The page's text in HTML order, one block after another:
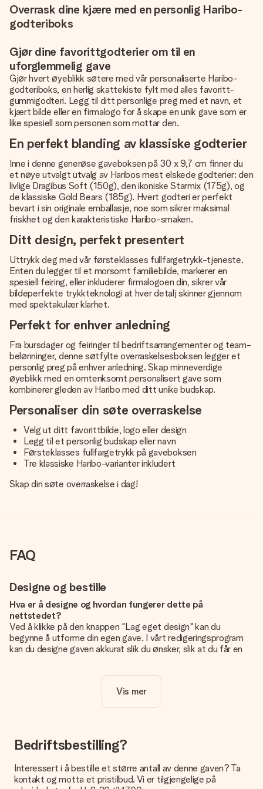
Overrask dine kjære med en personlig Haribo-
godteriboks
Gjør dine favorittgodterier om til en
uforglemmelig gave
Gjør hvert øyeblikk søtere med vår personaliserte Haribo-
godteriboks, en herlig skattekiste fylt med alles favoritt-
gummigodteri. Legg til ditt personlige preg med et navn, et
kjært bilde eller en firmalogo for å skape en unik gave som er
like spesiell som personen som mottar den.
En perfekt blanding av klassiske godterier
Inne i denne generøse gaveboksen på 30 x 9,7 cm finner du
et nøye utvalgt utvalg av Haribos mest elskede godterier: den
livlige Dragibus Soft (150g), den ikoniske Starmix (175g), og
de klassiske Gold Bears (185g). Hvert godteri er perfekt
bevart i sin originale emballasje, noe som sikrer maksimal
friskhet og den karakteristiske Haribo-smaken.
Ditt design, perfekt presentert
Uttrykk deg med vår førsteklasses fullfargetrykk-tjeneste.
Enten du legger til et morsomt familiebilde, markerer en
spesiell feiring, eller inkluderer firmalogoen din, sikrer vår
bildeperfekte trykkteknologi at hver detalj skinner gjennom
med spektakulær klarhet.
Perfekt for enhver anledning
Fra bursdager og feiringer til bedriftsarrangementer og team-
belønninger, denne søtfylte overraskelsesboksen legger et
personlig preg på enhver anledning. Skap minneverdige
øyeblikk med en omtenksomt personalisert gave som
kombinerer gleden av Haribo med ditt unike budskap.
Personaliser din søte overraskelse
Velg ut ditt favorittbilde, logo eller design
Legg til et personlig budskap eller navn
Førsteklasses fullfargetrykk på gaveboksen
Tre klassiske Haribo-varianter inkludert
Skap din søte overraskelse i dag!
FAQ
Designe og bestille
Hva er å designe og hvordan fungerer dette på
nettstedet?
Ved å klikke på den knappen "Lag eget design" kan du
begynne å utforme din egen gave. I vårt redigeringsprogram
kan du designe gaven akkurat slik du ønsker, slik at du får en
å gjøre gaven din helt unik.
Er eget design inkludert i prisen?
Hvordan vet jeg om bildt mitt er av riktig kvalitet?
Derfor er det viktig å bruke bilder av høy kvalitet. Hvis du er
usikker på kvaliteten på bildet ditt, kan du kontakte vår
Vis mer
Bedriftsbestilling?
Interessert i å bestille et større antall av denne gaven? Ta
kontakt og motta et pristilbud. Vi er tilgjengelige på